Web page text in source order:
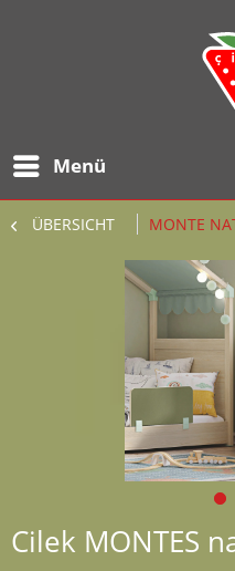
Menü
ÜBERSICHT MONTE
Cilek MONTES